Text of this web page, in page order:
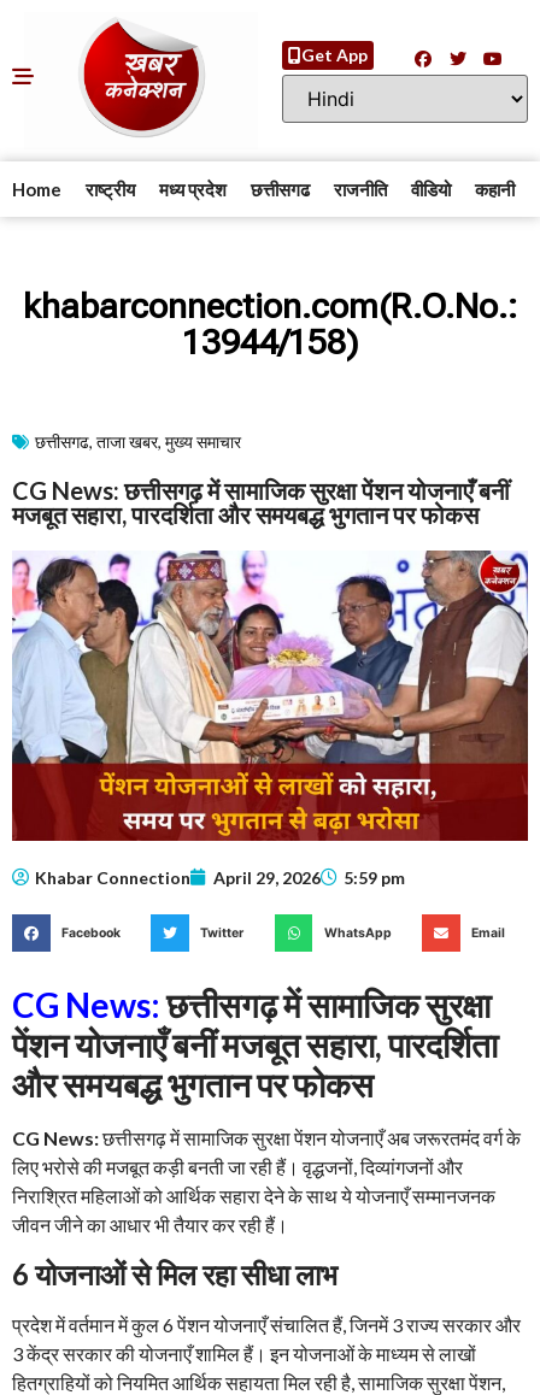
Get App
Home राष्ट्रीय मध्य प्रदेश छत्तीसगढ राजनीति वीडियो कहानी
khabarconnection.com(R.O.No.:
13944/158)
छत्तीसगढ, ताजा खबर, मुख्य समाचार​
CG News: छत्तीसगढ़ में सामाजिक सुरक्षा पेंशन योजनाएँ बनीं
मजबूत सहारा, पारदर्शिता और समयबद्ध भुगतान पर फोकस
Khabar Connection April 29, 2026 5:59 pm
Facebook Twitter WhatsApp Email
CG News:छत्तीसगढ़ में सामाजिक सुरक्षा
पेंशन योजनाएँ बनीं मजबूत सहारा, पारदर्शिता
और समयबद्ध भुगतान पर फोकस
CG News:छत्तीसगढ़ में सामाजिक सुरक्षा पेंशन योजनाएँ अब जरूरतमंद वर्ग के
लिए भरोसे की मजबूत कड़ी बनती जा रही हैं। वृद्धजनों, दिव्यांगजनों और
निराश्रित महिलाओं को आर्थिक सहारा देने के साथ ये योजनाएँ सम्मानजनक
जीवन जीने का आधार भी तैयार कर रही हैं।
6 योजनाओं से मिल रहा सीधा लाभ
प्रदेश में वर्तमान में कुल 6 पेंशन योजनाएँ संचालित हैं, जिनमें 3 राज्य सरकार और
3 केंद्र सरकार की योजनाएँ शामिल हैं। इन योजनाओं के माध्यम से लाखों
हितग्राहियों को नियमित आर्थिक सहायता मिल रही है, सामाजिक सुरक्षा पेंशन,